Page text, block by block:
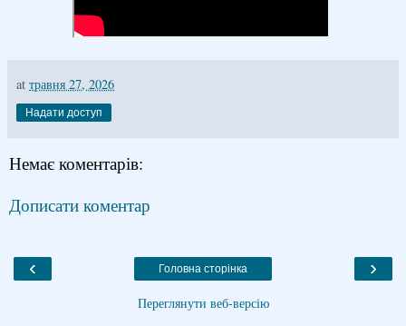
at травня 27, 2026
Надати доступ
Немає коментарів:
Дописати коментар
‹ ›
Головна сторінка
Переглянути веб-версію